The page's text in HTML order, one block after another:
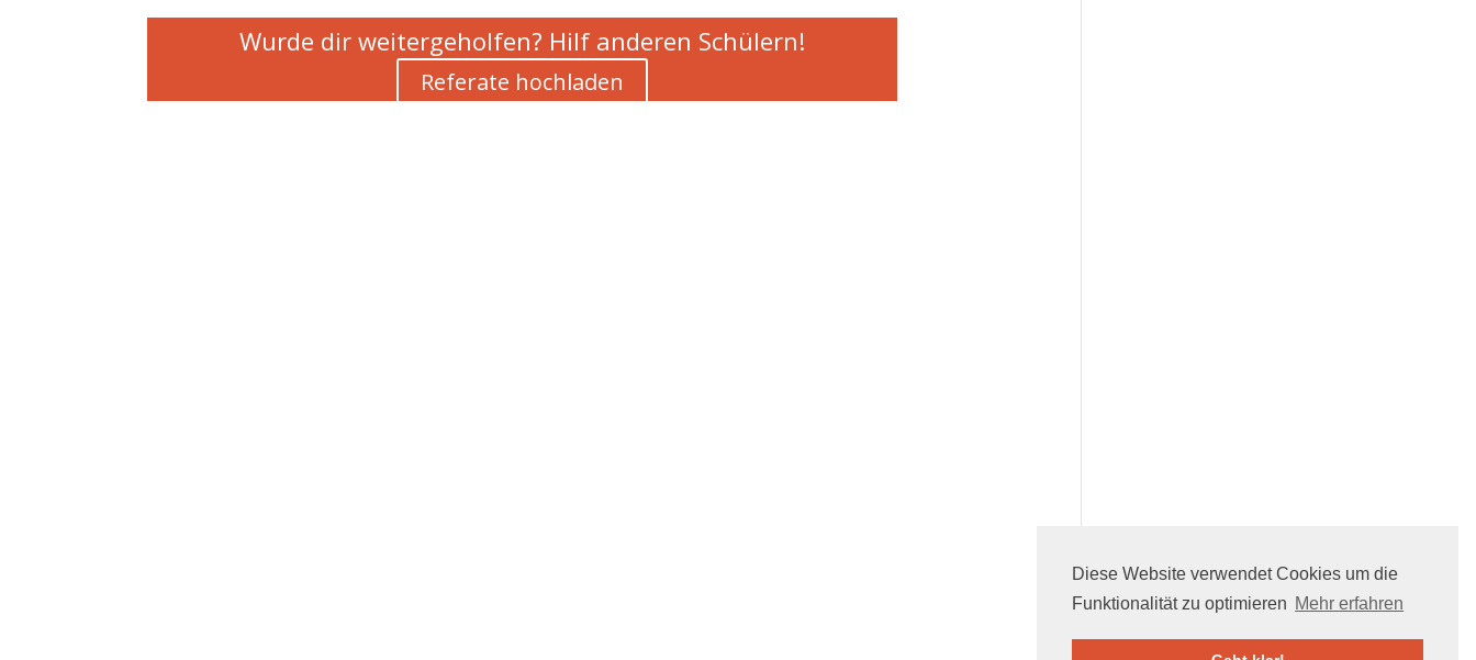
Diese Website verwendet Cookies um die
Funktionalität zu optimieren Mehr erfahren
Wurde dir weitergeholfen? Hilf anderen Schülern!
Referate hochladen